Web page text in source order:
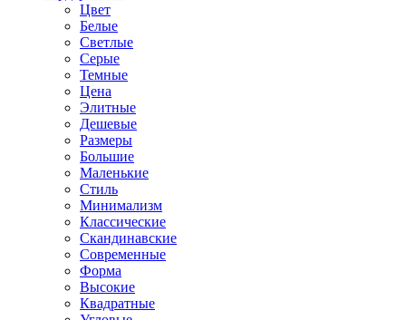
Цвет
Белые
Светлые
Серые
Темные
Цена
Элитные
Дешевые
Размеры
Большие
Маленькие
Стиль
Минимализм
Классические
Скандинавские
Современные
Форма
Высокие
Квадратные